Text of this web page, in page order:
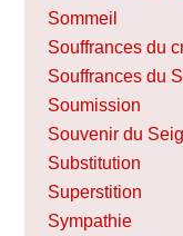
Sommeil
Souffrances du
Souffrances du
Soumission
Souvenir du
Substitution
Superstition
Sympathie